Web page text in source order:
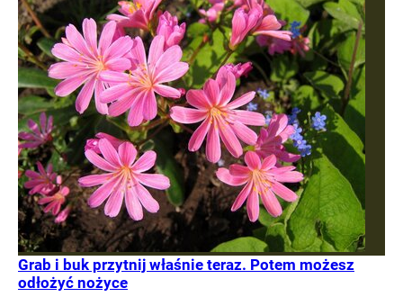
Grab i buk przytnij właśnie teraz. Potem możesz
odłożyć nożyce